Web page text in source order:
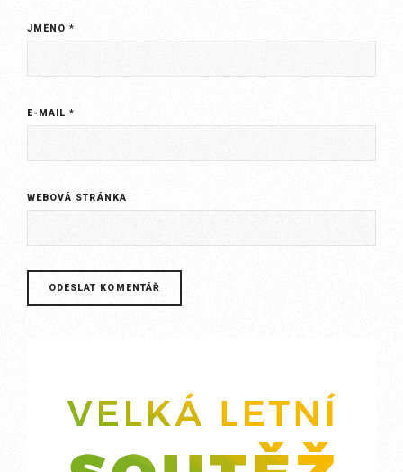
JMÉNO*
E-MAIL*
WEBOVÁ STRÁNKA